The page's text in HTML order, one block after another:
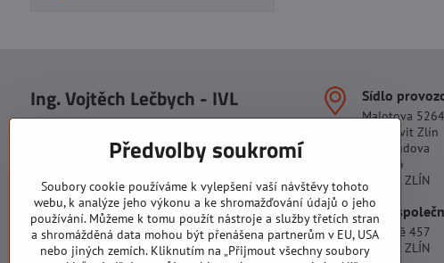
Ing. Vojtěch Lečbych - IVL
DIČ: CZ5602130809
IČO: 29007356
DIČ: CZ29007356
Sídlo
Malotova 5264
Areál Svit Zlín
113. budova
1. patro
760 01 ZLÍN
Sídlo
U Hřiště 457
760 01 ZLÍN
Předvolby soukromí
Soubory cookie používáme k vylepšení vaší návštěvy tohoto
webu, k analýze jeho výkonu a ke shromažďování údajů o jeho
používání. Můžeme k tomu použít nástroje a služby třetích stran
a shromážděná data mohou být přenášena partnerům v EU, USA
nebo jiných zemích. Kliknutím na „Přijmout všechny soubory